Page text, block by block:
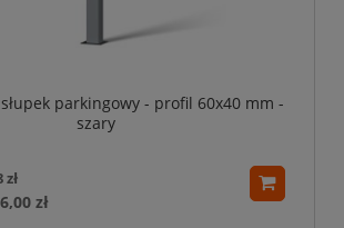
parkingowy - profil 60x40 mm -
szary
zł
zł